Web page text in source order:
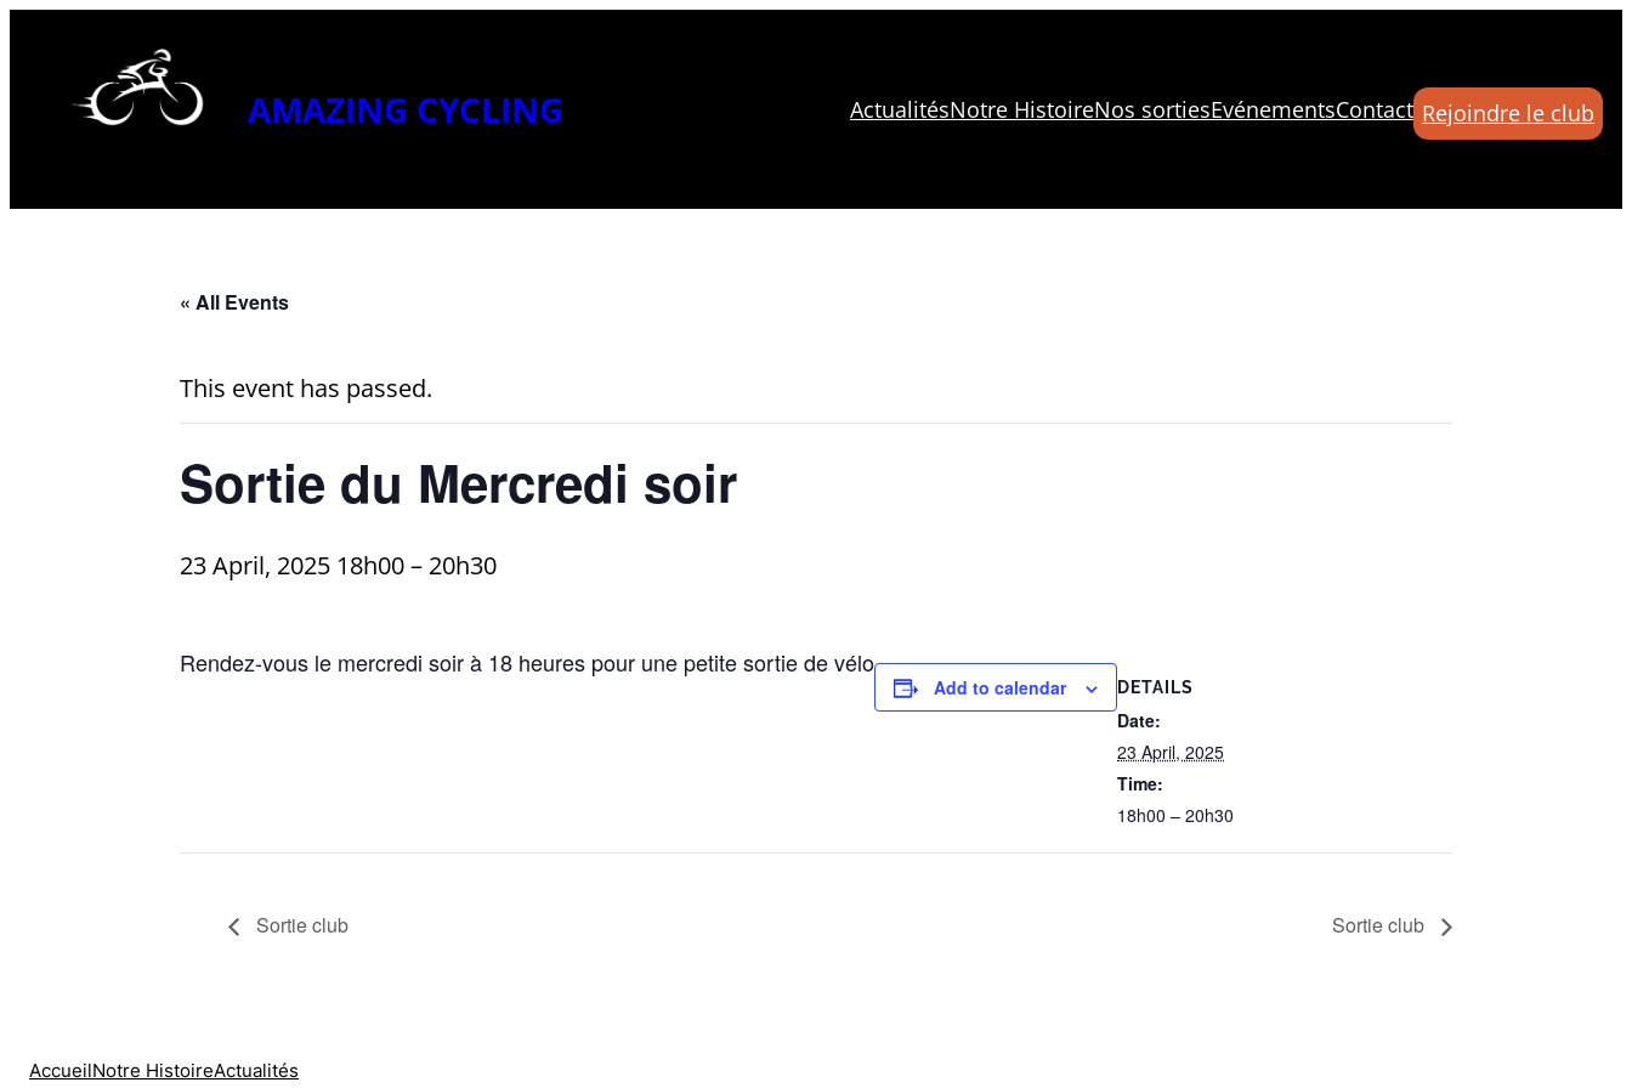
AMAZING CYCLING ActualitésNotre HistoireNos sortiesEvénementsContact Rejoindre le club
« All Events
This event has passed.
Sortie du Mercredi soir
23 April, 2025 18h00– 20h30
Rendez-vous le mercredi soir à 18 heures pour une petite sortie de vélo
Add to calendar DETAILS
Date:
23 April, 2025
Time:
18h00 – 20h30
Sortie club Sortie club
AccueilNotre HistoireActualités